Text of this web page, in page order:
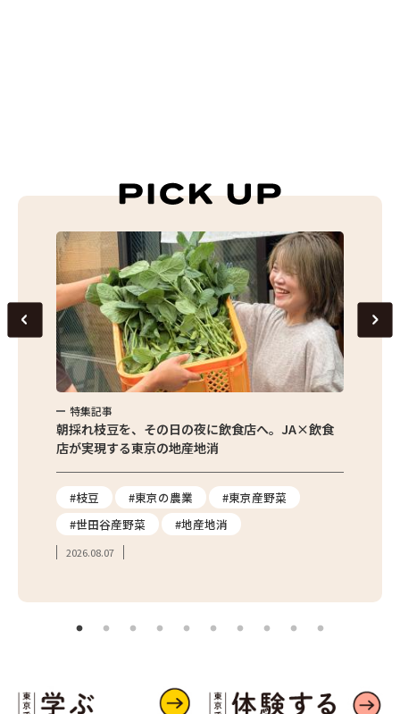
特集記事
朝採れ枝豆を、その日の夜に飲食店へ。JA×飲食
店が実現する東京の地産地消
#枝豆 #東京の農業
#東京産野菜
#世田谷産野菜
#地産地消
2026.08.07